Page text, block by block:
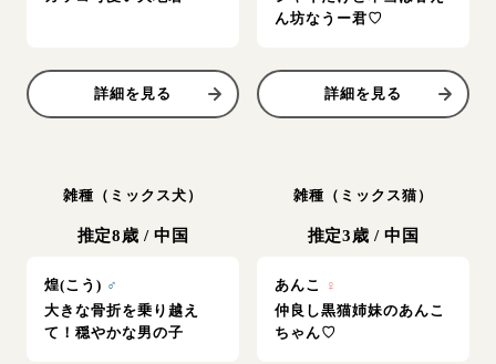
詳細を見る
ん坊なうー君♡
詳細を見る
雑種（ミックス犬）
推定8歳 / 中国
煌(こう) ♂
大きな骨折を乗り越え
て！穏やかな男の子
雑種（ミックス猫）
推定3歳 / 中国
あんこ
♀
仲良し黒猫姉妹のあんこ
ちゃん♡